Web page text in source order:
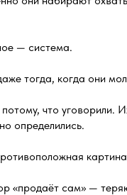
— система.
тогда, когда они
что уговорили.
определились.
«продаёт сам» —